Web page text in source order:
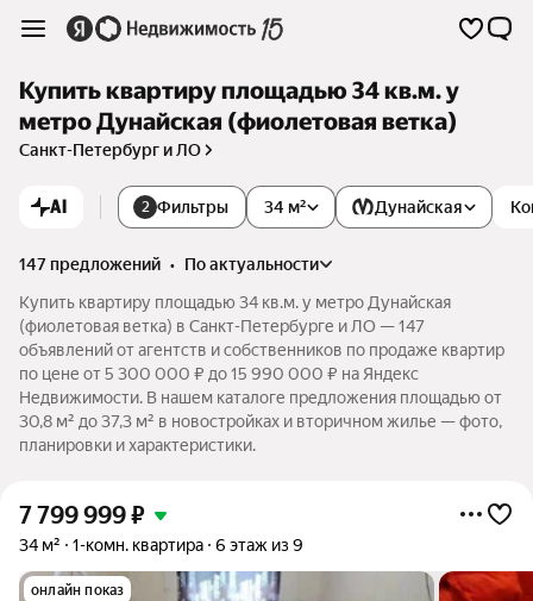
Купить квартиру площадью 34 кв.м. у
метро Дунайская (фиолетовая ветка)
Санкт-Петербург и ЛО
AI 2 Фильтры 34 м² Дунайская
147 предложений •
по актуальности
Купить квартиру площадью 34 кв.м. у метро Дунайская
(фиолетовая ветка) в Санкт-Петербурге и ЛО — 147
объявлений от агентств и собственников по продаже квартир
по цене от 5 300 000 ₽ до 15 990 000 ₽ на Яндекс
Недвижимости. В нашем каталоге предложения площадью от
30,8 м² до 37,3 м² в новостройках и вторичном жилье — фото,
планировки и характеристики.
7 799 999₽
34 м² 1-комн. квартира 6 этаж из 9
онлайн показ